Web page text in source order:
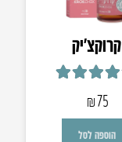
קרוקצ׳יק
₪75
הוספה לסל